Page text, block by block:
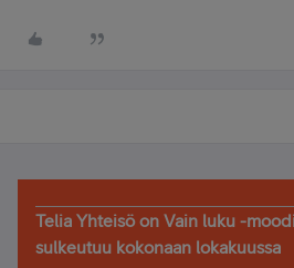
Telia Yhteisö on Vain luku -
sulkeutuu kokonaan lokakuussa